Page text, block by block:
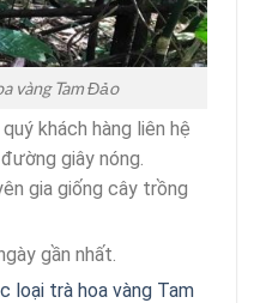
vàng Tam Đảo
khách hàng liên hệ
giây nóng.
gia giống cây trồng
gần nhất.
loại trà hoa vàng Tam